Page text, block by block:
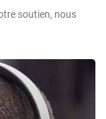
soutien, nous